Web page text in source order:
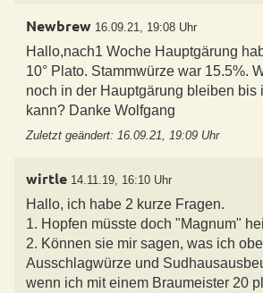
Newbrew 16.09.21, 19:08 Uhr
Hallo,nach1 Woche Hauptgärung
10° Plato. Stammwürze war 15.5%.
noch in der Hauptgärung bleiben bis
kann? Danke Wolfgang
Zuletzt geändert: 16.09.21, 19:09 Uhr
wirtle 14.11.19, 16:10 Uhr
Hallo, ich habe 2 kurze Fragen.
1. Hopfen müsste doch "Magnum"
2. Können sie mir sagen, was ich
Ausschlagwürze und
wenn ich mit einem Braumeister 20